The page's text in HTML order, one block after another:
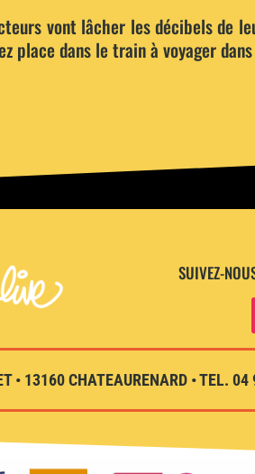
vont lâcher les décibels de
place dans le train à voyager
SUIVEZ-
• 13160 CHATEAURENARD • TEL.